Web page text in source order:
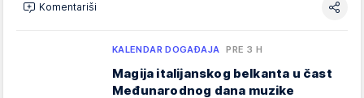
Komentariši
KALENDAR DOGAĐAJA PRE 3 H
Magija italijanskog belkanta u čast
Međunarodnog dana muzike